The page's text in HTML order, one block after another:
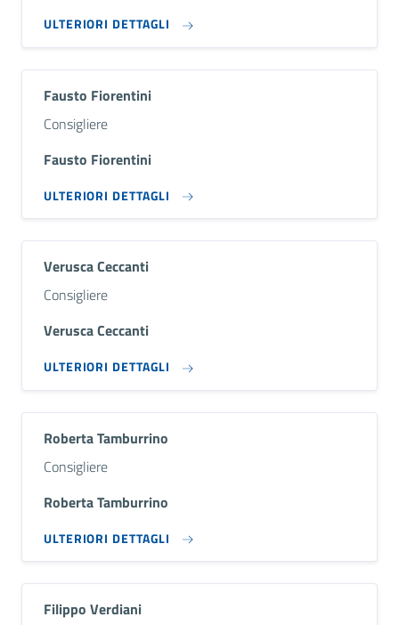
ULTERIORI DETTAGLI
Fausto Fiorentini
Descrizione breve
Consigliere
Fausto Fiorentini
ULTERIORI DETTAGLI
Verusca Ceccanti
Descrizione breve
Consigliere
Verusca Ceccanti
ULTERIORI DETTAGLI
Roberta Tamburrino
Descrizione breve
Consigliere
Roberta Tamburrino
ULTERIORI DETTAGLI
Filippo Verdiani